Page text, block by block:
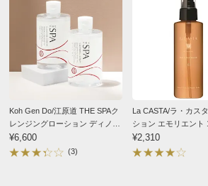
■内容量：200ml
■成分：水、ＢＧ、ＰＥＧ－６（カプ
グリセリル、ヒアルロン酸Ｎａ、ト
イン、オタネニンジン根エキス、ビ
エキス、セリン、アラニン、グリシ
ルギニン、リシン、トレオニン、プ
ＣＡ－Ｎａ、ソルビトール、カプリリ
イルアルギニンエチルＰＣＡ、フェノ
チルパラベン、プロピルパラベン
ただもう少し容量が多い方がいいか
日使うと早くなくなってしまいそう
れた時、すぐ寝てしまい時などに使
すごくいいです。
北海道 40代女性
Koh Gen Do/江原道 THE SPAク
レンジングローション ディノス
特別セット
¥6,600
(3)
La CASTA/ラ・カス
ション エモリエント
¥2,310